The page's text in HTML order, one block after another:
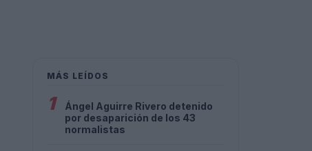
MÁS LEÍDOS
1
Ángel Aguirre Rivero detenido
por desaparición de los 43
normalistas